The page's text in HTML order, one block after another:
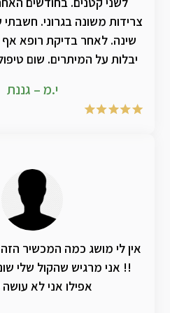
צרידות משונה בגרוני.
שינה. לאחר בדיקת רופא אף
יבלות על המיתרים. שום
שיפור אדיר במצבי.מ – גננת
אין לי מושג כמה המכשיר
!! אני מרגיש שהקול שלי
אפילו אני לא עושה